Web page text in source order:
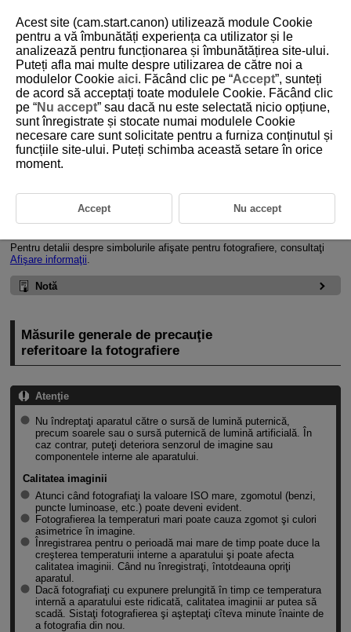
D388-126
Fotografiere generală
Afişare informaţii la Fotografiere
Măsurile generale de precauţie referitoare la fotografiere
Afişare informaţii la Fotografiere
Pentru detalii despre simbolurile afişate pentru fotografiere, consultaţi
Afişare informaţii
Notă
Măsurile generale de precauţie
referitoare la fotografiere
Atenţie
Nu îndreptaţi aparatul către o sursă de lumină puternică,
precum soarele sau o sursă puternică de lumină artificială. În
caz contrar, puteţi deteriora senzorul de imagine sau
componentele interne ale aparatului.
Calitatea imaginii
Atunci când fotografiaţi la valoare ISO mare, zgomotul (benzi,
puncte luminoase, etc.) poate deveni evident.
Fotografierea la temperaturi mari poate cauza zgomot şi culori
asimetrice în imagine.
Înregistrarea pentru o perioadă mai mare de timp poate duce la
creşterea temperaturii interne a aparatului şi poate afecta
calitatea imaginii. Când nu înregistraţi, întotdeauna opriţi
aparatul.
Dacă fotografiaţi cu expunere prelungită în timp ce temperatura
internă a aparatului este ridicată, calitatea imaginii ar putea să
scadă. Sistaţi fotografierea şi aşteptaţi cîteva minute înainte de
a fotografia din nou.
Acest site (cam.start.canon) utilizează module Cookie
pentru a vă îmbunătăți experiența ca utilizator și le
analizează pentru funcționarea și îmbunătățirea site-ului.
Puteți afla mai multe despre utilizarea de către noi a
modulelor Cookie aici. Făcând clic pe “Accept”, sunteți
de acord să acceptați toate modulele Cookie. Făcând clic
pe “Nu accept” sau dacă nu este selectată nicio opțiune,
sunt înregistrate și stocate numai modulele Cookie
necesare care sunt solicitate pentru a furniza conținutul și
funcțiile site-ului. Puteți schimba această setare în orice
moment.
Accept Nu accept